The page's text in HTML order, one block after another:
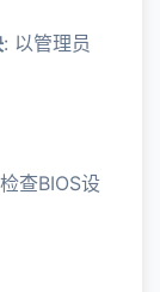
: 以管理员
查BIOS设